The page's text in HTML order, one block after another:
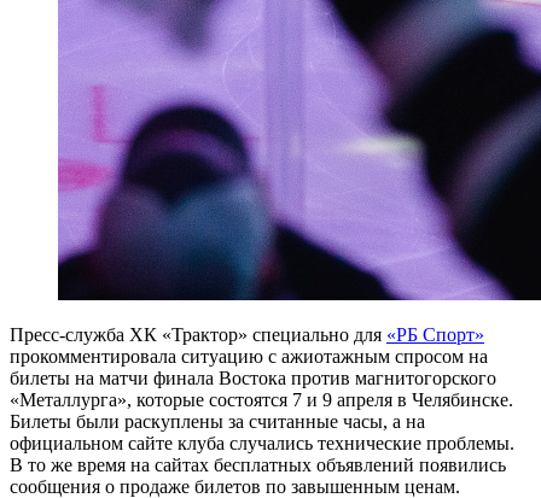
Пресс-служба ХК «Трактор» специально для «РБ Спорт»
прокомментировала ситуацию с ажиотажным спросом на
билеты на матчи финала Востока против магнитогорского
«Металлурга», которые состоятся 7 и 9 апреля в Челябинске.
Билеты были раскуплены за считанные часы, а на
официальном сайте клуба случались технические проблемы.
В то же время на сайтах бесплатных объявлений появились
сообщения о продаже билетов по завышенным ценам.